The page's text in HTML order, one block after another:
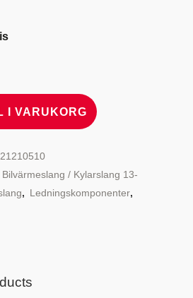
I VARUKORG
Bilvärmeslang / Kylarslang 13-
, Ledningskomponenter,